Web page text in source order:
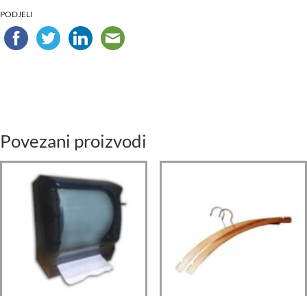
PODJELI
Povezani proizvodi